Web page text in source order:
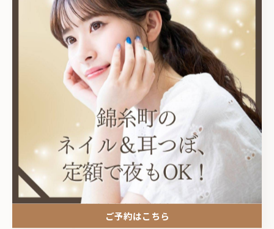
関連タグ
#錦糸町
カテゴリー Categories
全てのカテゴリー
耳つぼ
プライベートサロン
ニュアンス
ご予約はこちら